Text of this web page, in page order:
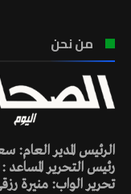
من نحن
الرئيس المدير العام:
رئيس التحرير
تحرير الواب: منيرة